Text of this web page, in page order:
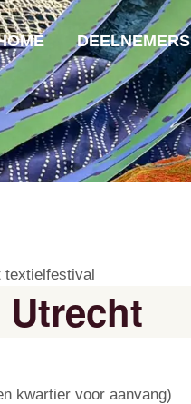
DEELNEMERS
textielfestival
Utrecht
kwartier voor aanvang)